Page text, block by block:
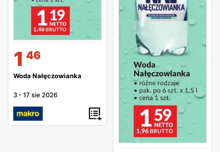
1 46
Woda Nałęczowianka
3 -17 sie 2026